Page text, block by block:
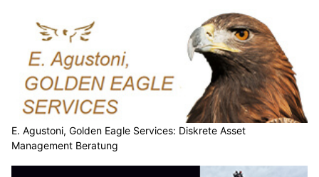
E. Agustoni, Golden Eagle Services: Diskrete Asset
Management Beratung